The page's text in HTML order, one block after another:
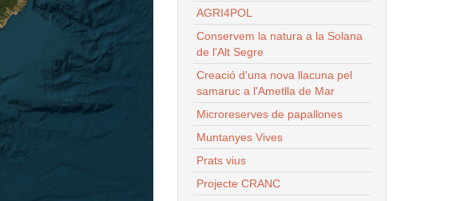
AGRI4POL
Conservem la natura a la Solana
de l'Alt Segre
Creació d'una nova llacuna pel
samaruc a l'Ametlla de Mar
Microreserves de papallones
Muntanyes Vives
Prats vius
Projecte CRANC